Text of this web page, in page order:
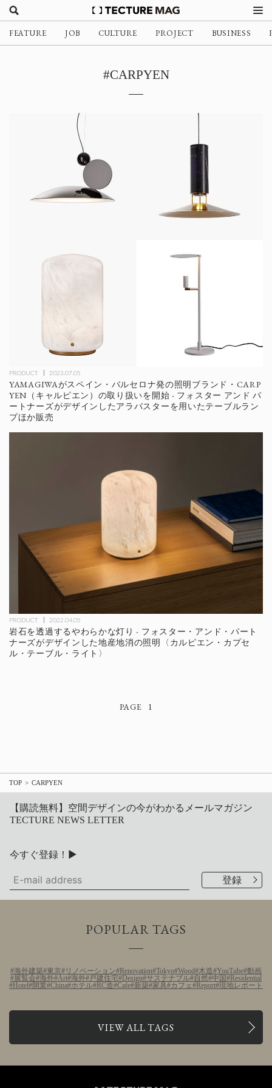
FEATURE JOB CULTURE PROJECT BUSINESS
#CARPYEN
PRODUCT 2023.07.05
YAMAGIWAがスペイン・バルセロナ発の照明ブランド・CARP
YEN（キャルピエン）の取り扱いを開始 - フォスター アンド パ
ートナーズがデザインしたアラバスターを用いたテーブルラン
プほか販売
PRODUCT 2022.04.05
岩石を透過するやわらかな灯り - フォスター・アンド・パート
ナーズがデザインした地産地消の照明〈カルピエン・カプセ
ル・テーブル・ライト〉
1
TOP CARPYEN
【購読無料】空間デザインの今がわかるメールマガジン
TECTURE NEWS LETTER
今すぐ登録！▶
POPULAR TAGS
海外建築 東京 リノベーション Renovation Tokyo Wood 木造 YouTube 動画
展覧会 海外 Art 海外 戸建住宅 Design サステナブル 自然 中国 Residential
Hotel 開業 China ホテル RC造 Cafe 新築 家具 カフェ Report 現地レポート
VIEW ALL TAGS